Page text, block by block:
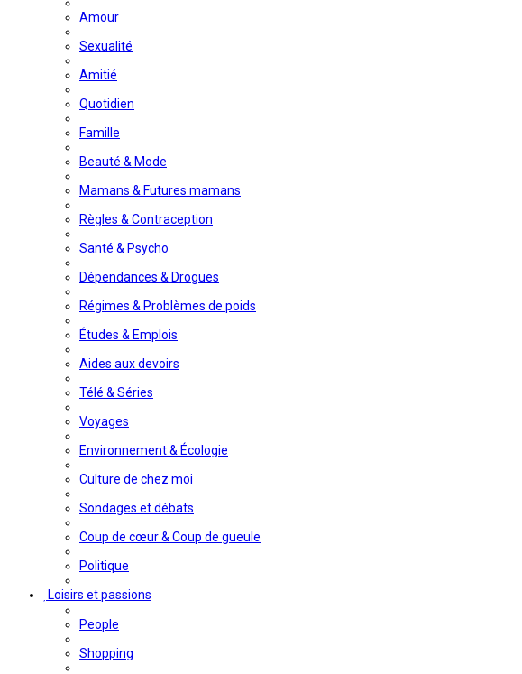
Amour
Sexualité
Amitié
Quotidien
Famille
Beauté & Mode
Mamans & Futures mamans
Règles & Contraception
Santé & Psycho
Dépendances & Drogues
Régimes & Problèmes de poids
Études & Emplois
Aides aux devoirs
Télé & Séries
Voyages
Environnement & Écologie
Culture de chez moi
Sondages et débats
Coup de cœur & Coup de gueule
Politique
Loisirs et passions
People
Shopping